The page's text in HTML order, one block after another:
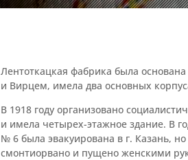
Лентоткацкая фабрика была
и Вирцем, имела два основных
В 1918 году организовано
и имела четырех-этажное здание. В
№ 6 была эвакуирована в г. Казань,
смонтиорвано и пущено женскими